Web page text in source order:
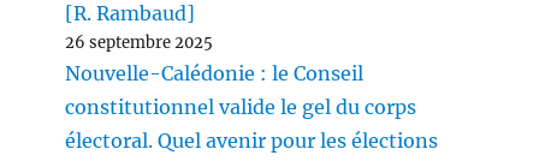
[R. Rambaud]
26 septembre 2025
Nouvelle-Calédonie : le Conseil
constitutionnel valide le gel du corps
électoral. Quel avenir pour les élections